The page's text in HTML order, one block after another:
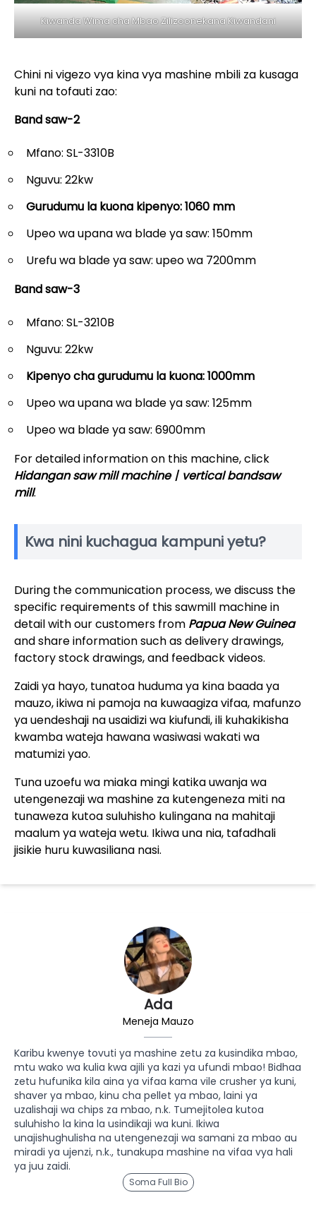
Ada
Meneja Mauzo
Karibu kwenye tovuti ya mashine zetu za kusindika mbao,
mtu wako wa kulia kwa ajili ya kazi ya ufundi mbao! Bidhaa
zetu hufunika kila aina ya vifaa kama vile crusher ya kuni,
shaver ya mbao, kinu cha pellet ya mbao, laini ya
uzalishaji wa chips za mbao, n.k. Tumejitolea kutoa
suluhisho la kina la usindikaji wa kuni. Ikiwa
unajishughulisha na utengenezaji wa samani za mbao au
miradi ya ujenzi, n.k., tunakupa mashine na vifaa vya hali
ya juu zaidi.
Soma Full Bio
Kiwanda Wima cha Mbao Zilizoonekana Kiwandani
Chini ni vigezo vya kina vya mashine mbili za kusaga
kuni na tofauti zao:
Band saw-2
Mfano: SL-3310B
Nguvu: 22kw
Gurudumu la kuona kipenyo: 1060 mm
Upeo wa upana wa blade ya saw: 150mm
Urefu wa blade ya saw: upeo wa 7200mm
Band saw-3
Mfano: SL-3210B
Nguvu: 22kw
Kipenyo cha gurudumu la kuona: 1000mm
Upeo wa upana wa blade ya saw: 125mm
Upeo wa blade ya saw: 6900mm
For detailed information on this machine, click
Hidangan saw mill machine丨vertical bandsaw
mill.
Kwa nini kuchagua kampuni yetu?
During the communication process, we discuss the
specific requirements of this sawmill machine in
detail with our customers from Papua New Guinea
and share information such as delivery drawings,
factory stock drawings, and feedback videos.
Zaidi ya hayo, tunatoa huduma ya kina baada ya
mauzo, ikiwa ni pamoja na kuwaagiza vifaa, mafunzo
ya uendeshaji na usaidizi wa kiufundi, ili kuhakikisha
kwamba wateja hawana wasiwasi wakati wa
matumizi yao.
Tuna uzoefu wa miaka mingi katika uwanja wa
utengenezaji wa mashine za kutengeneza miti na
tunaweza kutoa suluhisho kulingana na mahitaji
maalum ya wateja wetu. Ikiwa una nia, tafadhali
jisikie huru kuwasiliana nasi.